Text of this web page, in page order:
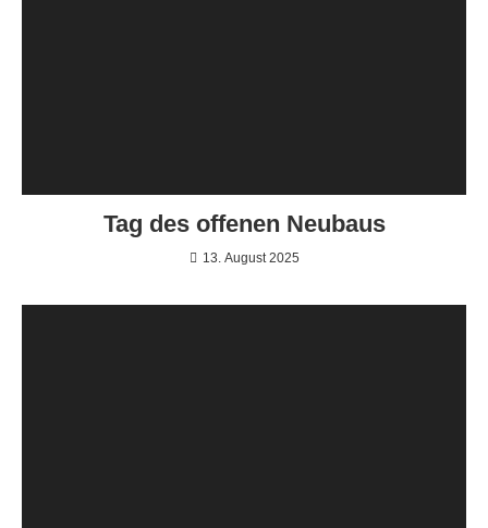
Tag des offenen Neubaus
13. August 2025